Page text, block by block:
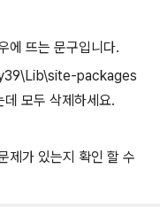
에 뜨는 문구입니다.
packages
모두 삭제하세요.
제가 있는지 확인 할 수